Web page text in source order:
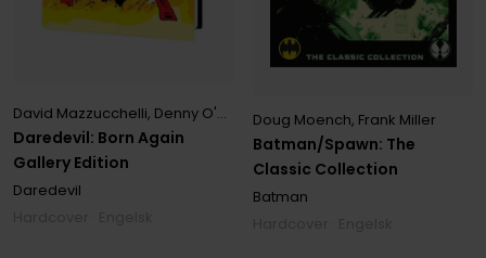
Daredevil: Born Again
Gallery Edition
David Mazzucchelli, Denny O'Neil Frank Miller
Daredevil
Batman/Spawn: The
Classic Collection
Doug Moench, Frank Miller
Batman